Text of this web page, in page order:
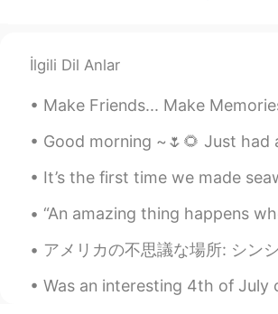
8千円→2千円!! すごい🤩 こ
lirucca りるか
Meat festival!! Sounds
İlgili Dil Anlar
Make Friends... Make Memories... Experience things you will remember
Good morning ~🌷🌻 Just had a late lunch maybe more like “ Liner” when
It’s the first time we made seaweed salad. Thanks to my hellotalk
“An amazing thing happens when you get honest with yourself and start
アメリカの不思議な場所: シンシナティ地下鉄 1912年にアメリカ合衆国オハイオ州シンシナティで地下鉄建設が行なわれていました。建設工事は1920年に
Was an interesting 4th of July celebration, got to visit my second